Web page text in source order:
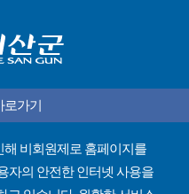
로가기
비회원제로 홈페이지를
자의 안전한 인터넷 사용을